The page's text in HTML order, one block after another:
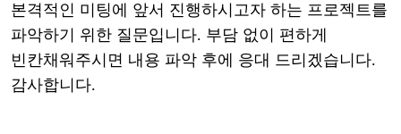
본격적인 미팅에 앞서 진행하시고자 하는 프로젝트를
파악하기 위한 질문입니다. 부담 없이 편하게
빈칸채워주시면 내용 파악 후에 응대 드리겠습니다.
감사합니다.